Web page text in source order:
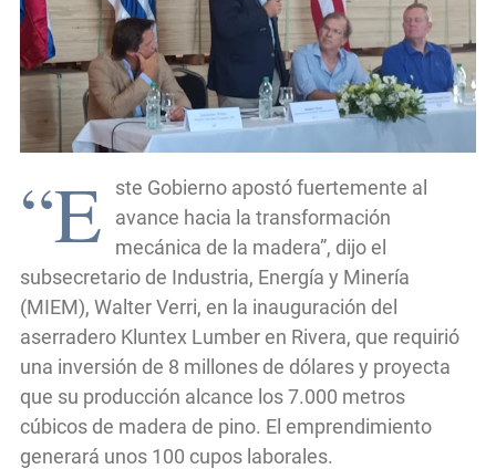
“E
ste Gobierno apostó fuertemente al
avance hacia la transformación
mecánica de la madera”, dijo el
subsecretario de Industria, Energía y Minería
(MIEM), Walter Verri, en la inauguración del
aserradero Kluntex Lumber en Rivera, que requirió
una inversión de 8 millones de dólares y proyecta
que su producción alcance los 7.000 metros
cúbicos de madera de pino. El emprendimiento
generará unos 100 cupos laborales.